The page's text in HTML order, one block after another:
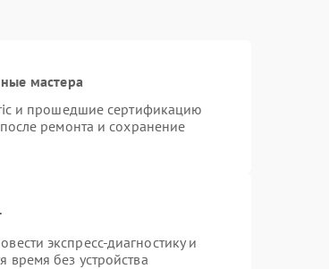
мастера
и прошедшие сертификацию
ремонта и сохранение
экспресс-диагностику и
время без устройства